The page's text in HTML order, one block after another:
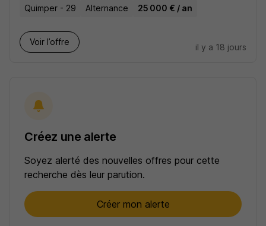
Quimper - 29 Alternance 25 000 € / an
Voir l’offre
il y a 18 jours
Créez une alerte
Soyez alerté des nouvelles offres pour cette
recherche dès leur parution.
Créer mon alerte